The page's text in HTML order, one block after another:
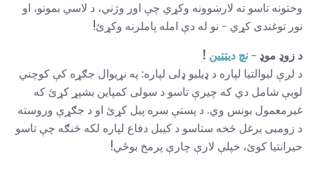
وختونه تاسو ته لارښوونه وکړي چې اور وژني، د لاسي بمونو، او
نور توغندی کړي - نو له دې امله پاملرنه وکړئ!
د زوډ موډ - نچ دیټټین !
د لږې لیوالتیا لپاره د ډیلیو ډلی لپاره: په نړیوال جګړه کې کوچني
لوبې شامل دي که چیرې تاسو د سولی کمپاین بشپړ کړئ که
غیرمعمول بونس وي. د پستې سره پیل کړئ او د جګړې وروسته
د زومبی یرغل څخه ستاسو د کیبل دفاع لپاره لکه څنګه چې تاسو
حیرانتیا کوئ، خپلې لارې چارې پرمخ بوځي!